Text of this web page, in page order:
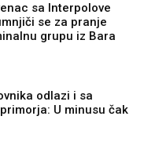
sa Interpolove
se za pranje
grupu iz Bara
odlazi i sa
U minusu čak